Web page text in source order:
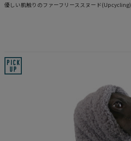
優しい肌触りのファーフリーススヌード(Upcycling)